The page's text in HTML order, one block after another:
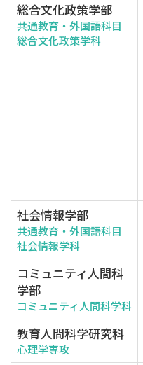
総合文化政策学部
共通教育・外国語科目
総合文化政策学科
社会情報学部
共通教育・外国語科目
社会情報学科
コミュニティ人間科
学部
コミュニティ人間科学科
教育人間科学研究科
心理学専攻